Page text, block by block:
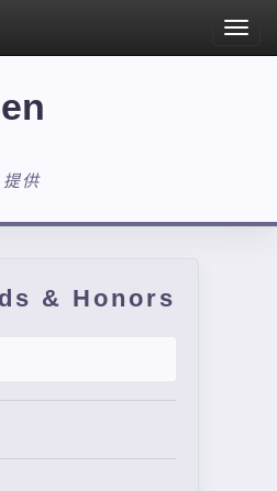
提供
& Honors